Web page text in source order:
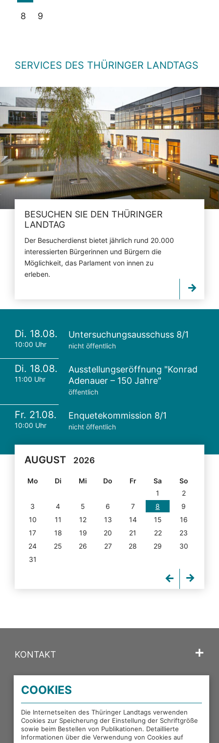
8 9
SERVICES DES THÜRINGER LANDTAGS
BESUCHEN SIE DEN THÜRINGER
LANDTAG
Der Besucherdienst bietet jährlich rund 20.000
interessierten Bürgerinnen und Bürgern die
Möglichkeit, das Parlament von innen zu
erleben.
Di. 18.08.
10:00 Uhr
Untersuchungsausschuss 8/1
nicht öffentlich
Di. 18.08.
11:00 Uhr
Ausstellungseröffnung "Konrad
Adenauer – 150 Jahre"
öffentlich
Fr. 21.08.
10:00 Uhr
Enquetekommission 8/1
nicht öffentlich
AUGUST 2026
Mo Di Mi Do Fr Sa
So
1
2
3
4 5 6 7 8
9
10
11 12 13 14 15
16
17
18 19 20 21 22
23
24
25 26 27 28 29
30
31
KONTAKT
PORTALE DES THÜRINGER LANDTAGS
EXTERNE LINKS
COOKIES
Die Internetseiten des Thüringer Landtags verwenden
Cookies zur Speicherung der Einstellung der Schriftgröße
sowie beim Bestellen von Publikationen. Detaillierte
Informationen über die Verwendung von Cookies auf